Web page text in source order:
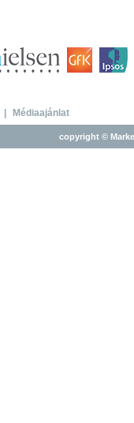
Médiaajánlat
copyright ©